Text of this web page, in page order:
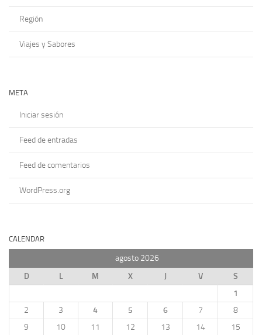
Región
Viajes y Sabores
META
Iniciar sesión
Feed de entradas
Feed de comentarios
WordPress.org
CALENDAR
agosto 2026
D
L M X J V
S
1
2
3 4 5 6 7
8
9
10 11 12 13 14
15